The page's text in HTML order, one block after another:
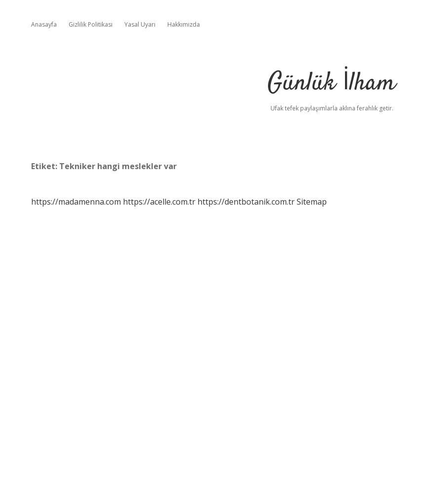
Anasayfa Gizlilik Politikası Yasal Uyarı Hakkımızda
Günlük İlham
Ufak tefek paylaşımlarla aklına ferahlık getir.
Etiket: Tekniker hangi meslekler var
https://madamenna.com https://acelle.com.tr https://dentbotanik.com.trSitemap